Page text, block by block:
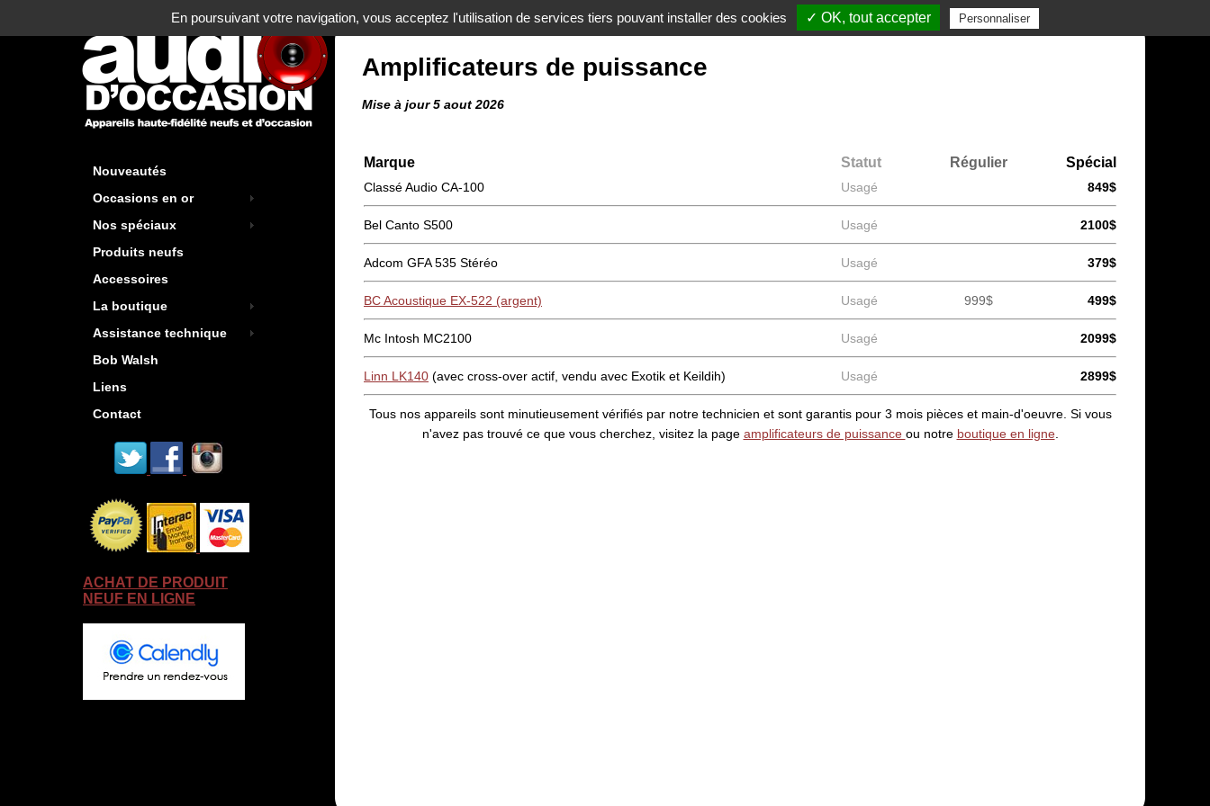
Nouveautés
Occasions en or
Nos spéciaux
Produits neufs
Accessoires
La boutique
Assistance technique
Bob Walsh
Liens
Contact
ACHAT DE PRODUIT
NEUF EN LIGNE
Amplificateurs de puissance
Mise à jour 5 aout 2026
Marque Statut Régulier Spécial
Classé Audio CA-100 Usagé 849$
Bel Canto S500 Usagé 2100$
Adcom GFA 535 Stéréo Usagé 379$
BC Acoustique EX-522 (argent) Usagé 999$ 499$
Mc Intosh MC2100 Usagé 2099$
Linn LK140 (avec cross-over actif, vendu avec Exotik et Keildih) Usagé 2899$
Tous nos appareils sont minutieusement vérifiés par notre technicien et sont garantis pour 3 mois pièces et main-d'oeuvre. Si vous
n'avez pas trouvé ce que vous cherchez, visitez la page amplificateurs de puissance ou notre boutique en ligne.
En poursuivant votre navigation, vous acceptez l'utilisation de services tiers pouvant installer des cookies ✓ OK, tout accepter Personnaliser